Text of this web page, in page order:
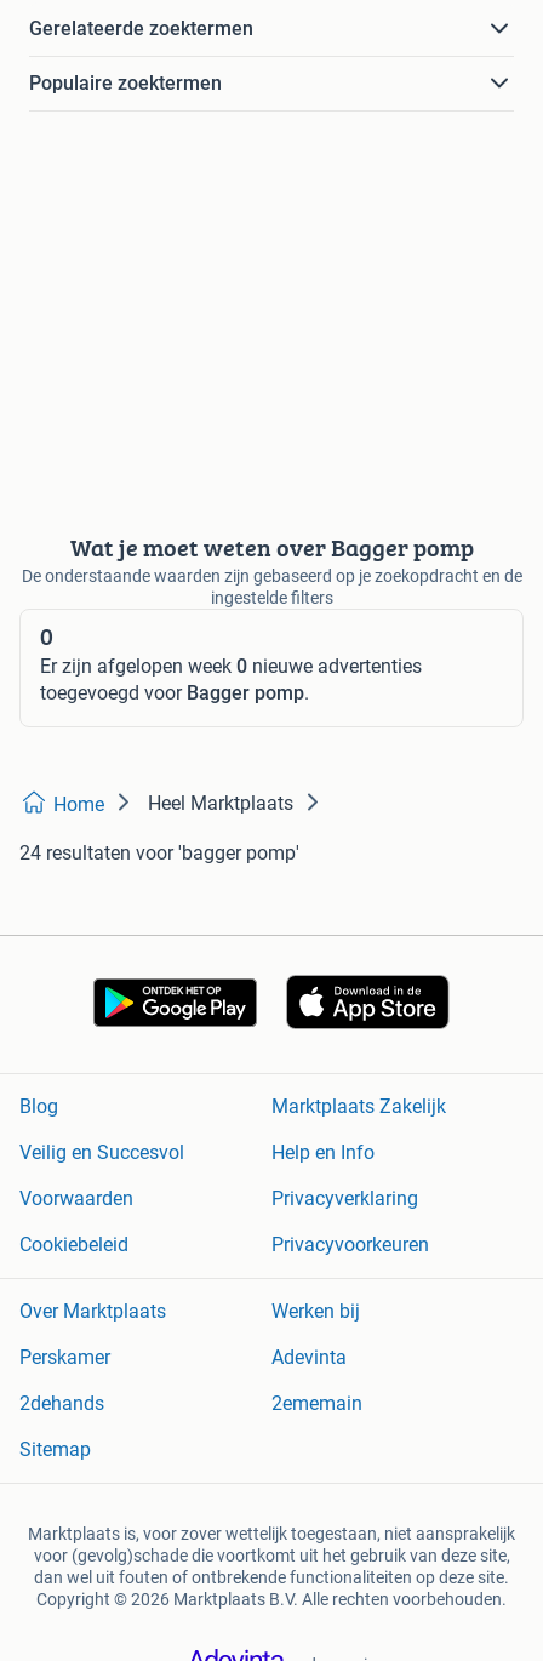
Gerelateerde zoektermen
Populaire zoektermen
Wat je moet weten over Bagger pomp
De onderstaande waarden zijn gebaseerd op je zoekopdracht en de
ingestelde filters
0
Er zijn afgelopen week 0 nieuwe advertenties
toegevoegd voor Bagger pomp.
Home Heel Marktplaats
24 resultaten voor 'bagger pomp'
Blog
Marktplaats Zakelijk
Veilig en Succesvol
Help en Info
Voorwaarden
Privacyverklaring
Cookiebeleid
Privacyvoorkeuren
Over Marktplaats
Werken bij
Perskamer
Adevinta
2dehands
2ememain
Sitemap
Marktplaats is, voor zover wettelijk toegestaan, niet aansprakelijk
voor (gevolg)schade die voortkomt uit het gebruik van deze site,
dan wel uit fouten of ontbrekende functionaliteiten op deze site.
Copyright © 2026 Marktplaats B.V. Alle rechten voorbehouden.